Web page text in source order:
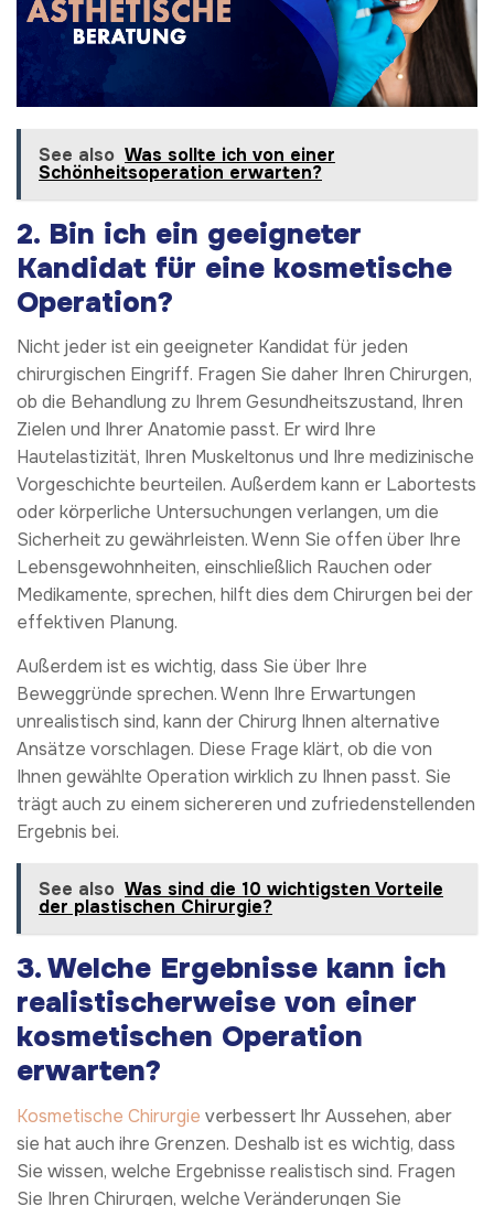
See also Was sollte ich von einer
Schönheitsoperation erwarten?
2. Bin ich ein geeigneter
Kandidat für eine kosmetische
Operation?
Nicht jeder ist ein geeigneter Kandidat für jeden
chirurgischen Eingriff. Fragen Sie daher Ihren Chirurgen,
ob die Behandlung zu Ihrem Gesundheitszustand, Ihren
Zielen und Ihrer Anatomie passt. Er wird Ihre
Hautelastizität, Ihren Muskeltonus und Ihre medizinische
Vorgeschichte beurteilen. Außerdem kann er Labortests
oder körperliche Untersuchungen verlangen, um die
Sicherheit zu gewährleisten. Wenn Sie offen über Ihre
Lebensgewohnheiten, einschließlich Rauchen oder
Medikamente, sprechen, hilft dies dem Chirurgen bei der
effektiven Planung.
Außerdem ist es wichtig, dass Sie über Ihre
Beweggründe sprechen. Wenn Ihre Erwartungen
unrealistisch sind, kann der Chirurg Ihnen alternative
Ansätze vorschlagen. Diese Frage klärt, ob die von
Ihnen gewählte Operation wirklich zu Ihnen passt. Sie
trägt auch zu einem sichereren und zufriedenstellenden
Ergebnis bei.
See also Was sind die 10 wichtigsten Vorteile
der plastischen Chirurgie?
3. Welche Ergebnisse kann ich
realistischerweise von einer
kosmetischen Operation
erwarten?
Kosmetische Chirurgie verbessert Ihr Aussehen, aber
sie hat auch ihre Grenzen. Deshalb ist es wichtig, dass
Sie wissen, welche Ergebnisse realistisch sind. Fragen
Sie Ihren Chirurgen, welche Veränderungen Sie